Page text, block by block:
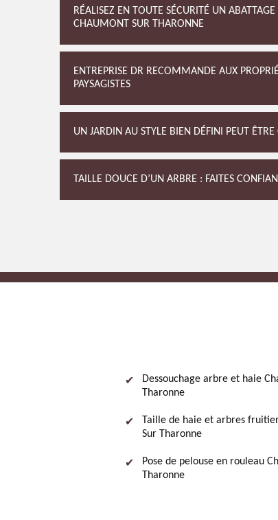
RÉALISEZ EN TOUTE SÉCURITÉ UN ABATTAGE
CHAUMONT SUR THARONNE
ENTREPRISE DR RECOMMANDE AUX
PAYSAGISTES
UN JARDIN AU STYLE BIEN DÉFINI PEUT ÊTRE
TAILLE DOUCE D’UN ARBRE : FAITES
Dessouchage arbre et haie
Tharonne
Taille de haie et arbres
Sur Tharonne
Pose de pelouse en rouleau
Tharonne